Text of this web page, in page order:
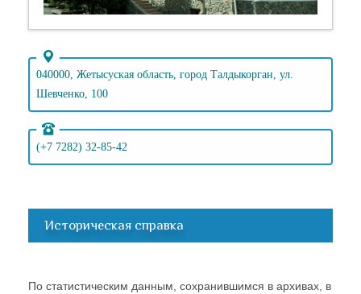
040000, Жетысуская область, город Талдыкорган, ул.
Шевченко, 100
(+7 7282) 32-85-42
Историческая справка
По статистическим данным, сохранившимся в архивах, в